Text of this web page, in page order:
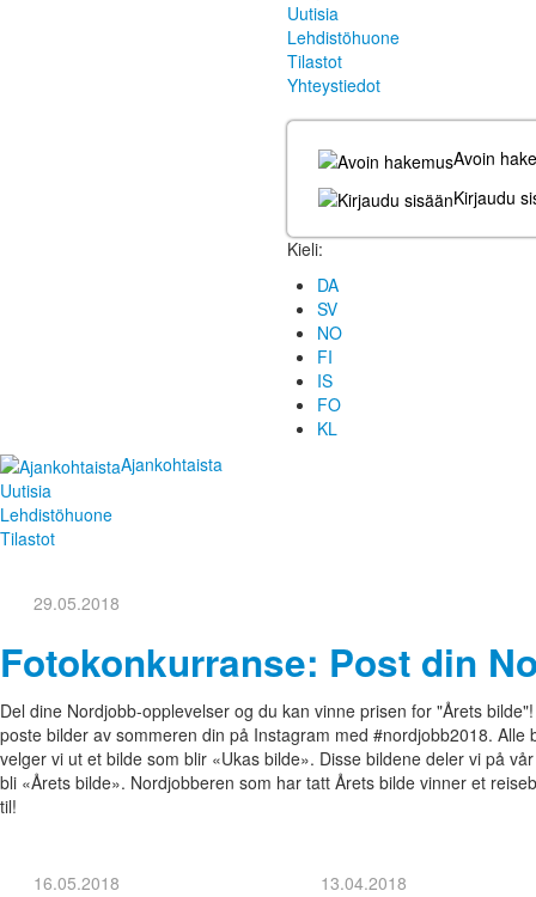
Uutisia
Lehdistöhuone
Tilastot
Yhteystiedot
Avoin
Kirjaudu
Kieli:
DA
SV
NO
FI
IS
FO
KL
Ajankohtaista
Uutisia
Lehdistöhuone
Tilastot
29.05.2018
Fotokonkurranse: Post din
Del dine Nordjobb-opplevelser og du kan vinne prisen for "Årets
poste bilder av sommeren din på Instagram med #nordjobb2018.
velger vi ut et bilde som blir «Ukas bilde». Disse bildene deler vi på
bli «Årets bilde». Nordjobberen som har tatt Årets bilde vinner et
til!
16.05.2018 13.04.2018